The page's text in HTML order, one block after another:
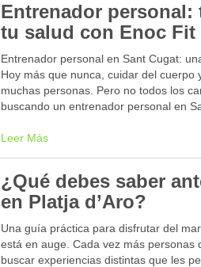
Entrenador
tu salud con Enoc Fit
Entrenador personal en Sant Cugat:
Hoy más que nunca, cuidar del
muchas personas. Pero no todos los
buscando un entrenador personal en
Leer Más
¿Qué debes saber
en Platja d’Aro?
Una guía práctica para disfrutar del
está en auge. Cada vez más personas
buscar experiencias distintas que les